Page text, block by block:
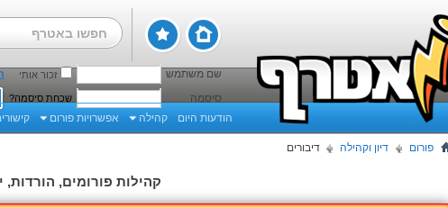
שם משתמש זכור אותי
סיסמה
שכחת סיסמה?
הודעות היום קהילה אפשרויות פורום
פורום דיון וקהילה דיבורים
קהילות פורומים, הורדות,